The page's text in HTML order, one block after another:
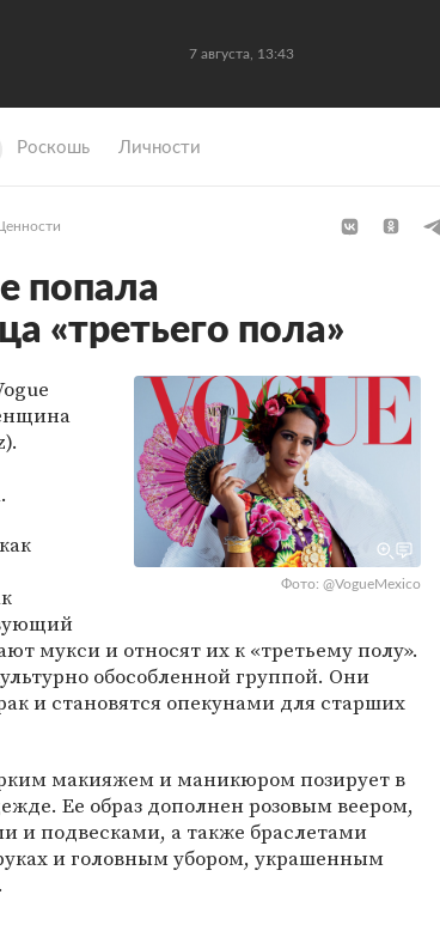
7 августа, 13:43
Роскошь Личности
попала
«третьего пола»
Фото: @VogueMexico
мукси и относят их к «третьему полу».
обособленной группой. Они
и становятся опекунами для старших
макияжем и маникюром позирует в
Ее образ дополнен розовым веером,
и подвесками, а также браслетами
и головным убором, украшенным